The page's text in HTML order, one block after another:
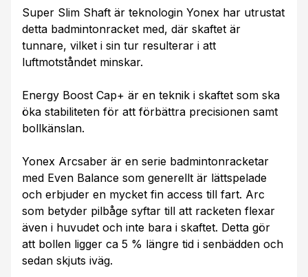
Super Slim Shaft är teknologin Yonex har utrustat
detta badmintonracket med, där skaftet är
tunnare, vilket i sin tur resulterar i att
luftmotståndet minskar.
Energy Boost Cap+ är en teknik i skaftet som ska
öka stabiliteten för att förbättra precisionen samt
bollkänslan.
Yonex Arcsaber är en serie badmintonracketar
med Even Balance som generellt är lättspelade
och erbjuder en mycket fin access till fart. Arc
som betyder pilbåge syftar till att racketen flexar
även i huvudet och inte bara i skaftet. Detta gör
att bollen ligger ca 5 % längre tid i senbädden och
sedan skjuts iväg.